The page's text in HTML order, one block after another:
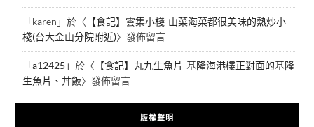
「karen 」於〈 【食記】雲集小棧-山菜海菜都很美味的熱炒小
棧(台大金山分院附近)〉發佈留言
「a12425 」於〈 【食記】丸九生魚片-基隆海港樓正對面的基隆
生魚片、丼飯〉發佈留言
版權聲明